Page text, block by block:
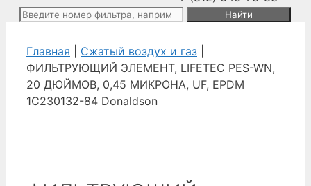
Поиск:
Главная Сжатый воздух и газ
ФИЛЬТРУЮЩИЙ ЭЛЕМЕНТ, LIFETEC PES-WN,
20 ДЮЙМОВ, 0,45 МИКРОНА, UF, EPDM
1C230132-84 Donaldson